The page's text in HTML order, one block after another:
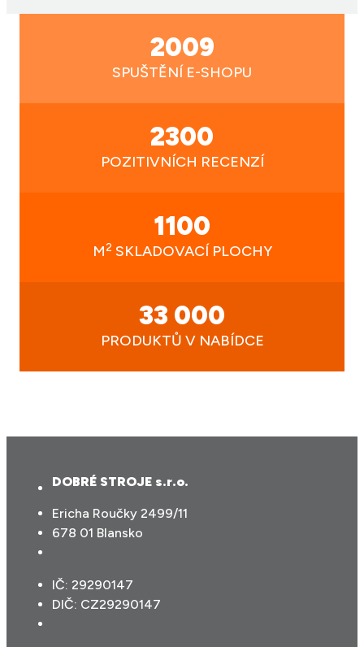
2009
SPUŠTĚNÍ E-SHOPU
2300
POZITIVNÍCH RECENZÍ
1100
M2 SKLADOVACÍ PLOCHY
33 000
PRODUKTŮ V NABÍDCE
DOBRÉ STROJE s.r.o.
Ericha Roučky 2499/11
678 01 Blansko
IČ: 29290147
DIČ: CZ29290147